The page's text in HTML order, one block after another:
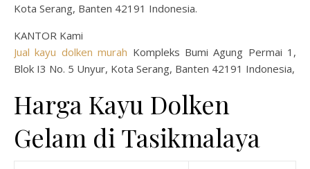
Kota Serang, Banten 42191 Indonesia.
KANTOR Kami
Jual kayu dolken murah Kompleks Bumi Agung Permai 1,
Blok I3 No. 5 Unyur, Kota Serang, Banten 42191 Indonesia,
Harga Kayu Dolken
Gelam di Tasikmalaya